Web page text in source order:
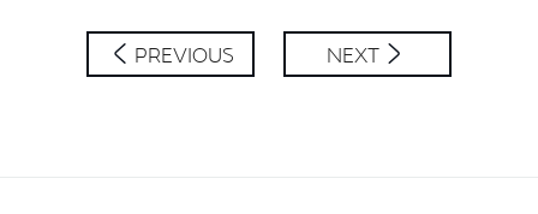
SHARE
PREVIOUS NEXT